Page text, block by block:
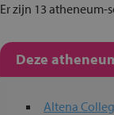
Er zijn 13
Deze
Altena